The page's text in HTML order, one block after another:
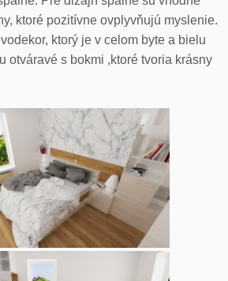
ktoré pozitívne ovplyvňujú myslenie.
ktorý je v celom byte a bielu
otváravé s bokmi ,ktoré tvoria krásny